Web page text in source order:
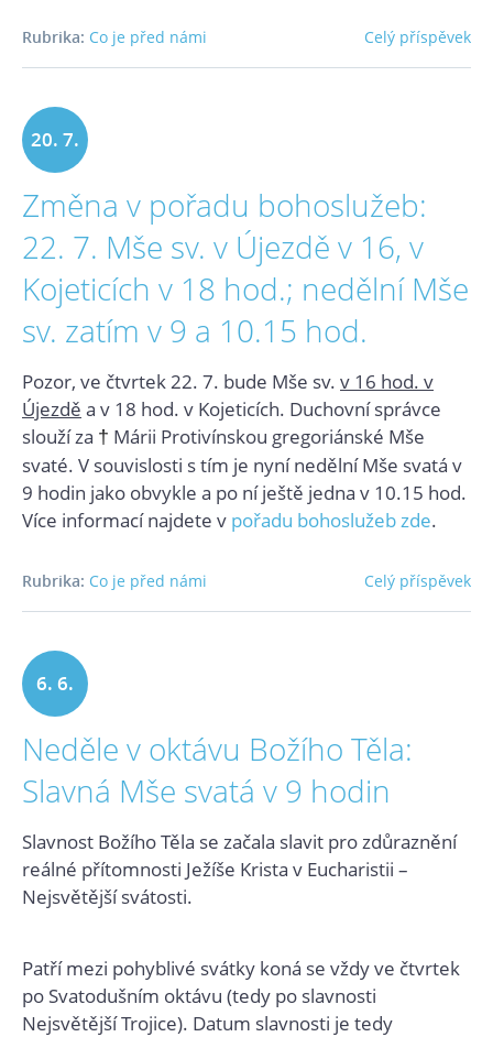
Celý příspěvek
Rubrika: Co je před námi
20. 7.
2021
Změna v pořadu bohoslužeb:
22. 7. Mše sv. v Újezdě v 16, v
Kojeticích v 18 hod.; nedělní Mše
sv. zatím v 9 a 10.15 hod.
Pozor, ve čtvrtek 22. 7. bude Mše sv. v 16 hod. v
Újezdě a v 18 hod. v Kojeticích. Duchovní správce
slouží za † Márii Protivínskou gregoriánské Mše
svaté. V souvislosti s tím je nyní nedělní Mše svatá v
9 hodin jako obvykle a po ní ještě jedna v 10.15 hod.
Více informací najdete v pořadu bohoslužeb zde.
Celý příspěvek
Rubrika: Co je před námi
6. 6.
2021
Neděle v oktávu Božího Těla:
Slavná Mše svatá v 9 hodin
Slavnost Božího Těla se začala slavit pro zdůraznění
reálné přítomnosti Ježíše Krista v Eucharistii –
Nejsvětější svátosti.
Patří mezi pohyblivé svátky koná se vždy ve čtvrtek
po Svatodušním oktávu (tedy po slavnosti
Nejsvětější Trojice). Datum slavnosti je tedy